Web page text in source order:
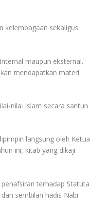
kelembagaan sekaligus
maupun eksternal.
mendapatkan materi
nilai Islam secara santun
langsung oleh Ketua
ini, kitab yang dikaji
terhadap Statuta
sembilan hadis Nabi